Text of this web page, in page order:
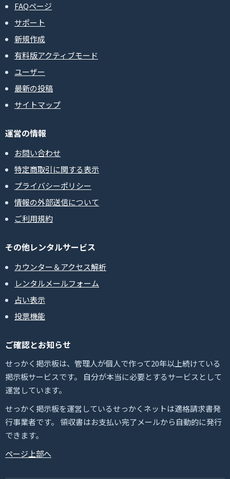
FAQページ
サポート
新規作成
有料版アクティブモード
ユーザー
最新の投稿
サイトマップ
運営の情報
お問い合わせ
特定商取引に関する表示
プライバシーポリシー
情報の外部送信について
ご利用規約
その他レンタルサービス
カウンター＆アクセス解析
レンタルメールフォーム
占い表示
投票機能
ご確認とお知らせ
せっかく掲示板は、管理人が個人で作って20年以上続けている
掲示板サービスです。 自分が本当に必要とするサービスとして
運営しています。
せっかく掲示板を運営しているせっかくネットは適格請求書発
行事業者です。 領収書はお支払い完了メールから自動的に発行
できます。
ページ上部へ